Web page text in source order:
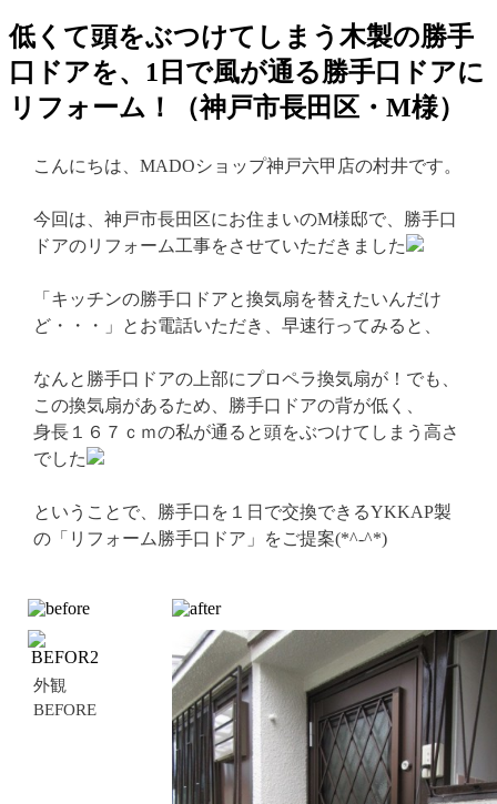
低くて頭をぶつけてしまう木製の勝手
口ドアを、1日で風が通る勝手口ドアに
リフォーム！（神戸市長田区・M様）
こんにちは、MADOショップ神戸六甲店の村井です。
今回は、神戸市長田区にお住まいのM様邸で、勝手口
ドアのリフォーム工事をさせていただきました
「キッチンの勝手口ドアと換気扇を替えたいんだけ
ど・・・」とお電話いただき、早速行ってみると、
なんと勝手口ドアの上部にプロペラ換気扇が！でも、
この換気扇があるため、勝手口ドアの背が低く、
身長１６７ｃｍの私が通ると頭をぶつけてしまう高さ
でした
ということで、勝手口を１日で交換できるYKKAP製
の「リフォーム勝手口ドア」をご提案(*^-^*)
外観
BEFORE